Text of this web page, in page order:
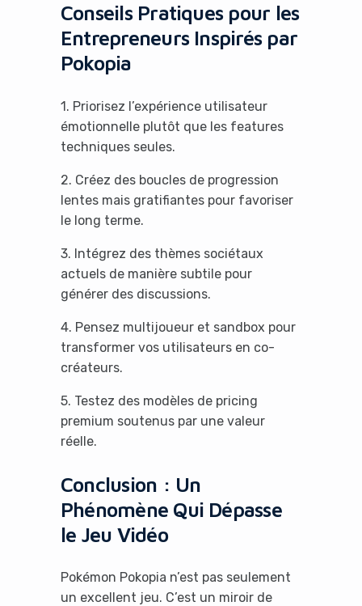
Conseils Pratiques pour les
Entrepreneurs Inspirés par
Pokopia
1. Priorisez l’expérience utilisateur
émotionnelle plutôt que les features
techniques seules.
2. Créez des boucles de progression
lentes mais gratifiantes pour favoriser
le long terme.
3. Intégrez des thèmes sociétaux
actuels de manière subtile pour
générer des discussions.
4. Pensez multijoueur et sandbox pour
transformer vos utilisateurs en co-
créateurs.
5. Testez des modèles de pricing
premium soutenus par une valeur
réelle.
Conclusion : Un
Phénomène Qui Dépasse
le Jeu Vidéo
Pokémon Pokopia n’est pas seulement
un excellent jeu. C’est un miroir de